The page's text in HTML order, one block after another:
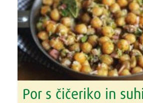
Por s čičeriko in